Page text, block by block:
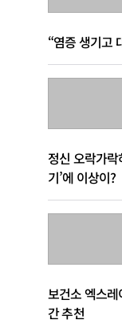
“염증 생기고
정신 오락가
기’에 이상이?
보건소 엑스
간 추천